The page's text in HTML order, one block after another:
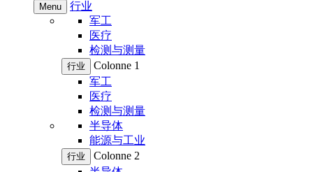
Menu
行业
军工
医疗
检测与测量
行业
Colonne 1
军工
医疗
检测与测量
半导体
能源与工业
行业
Colonne 2